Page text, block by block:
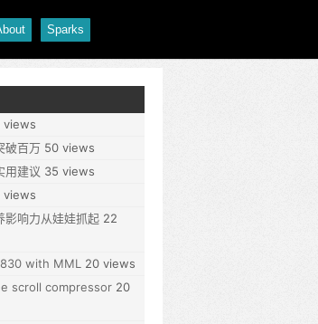
Sparks
views
破百万 50 views
用建议 35 views
views
影响力从娃娃抓起 22
with MML 20 views
scroll compressor 20